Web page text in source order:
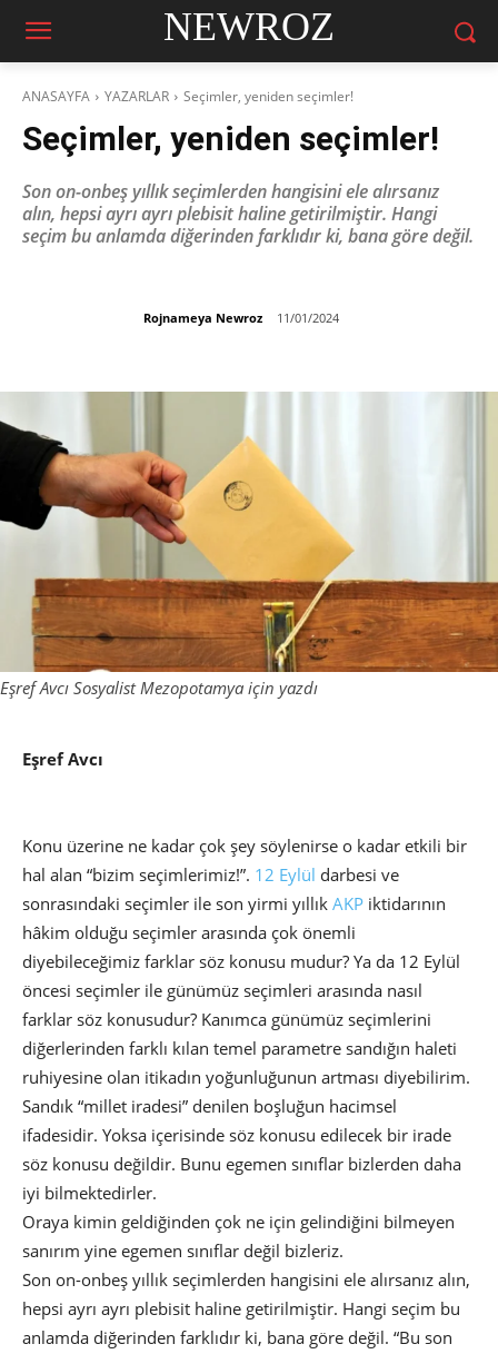
NEWROZ
ANASAYFA YAZARLAR Seçimler, yeniden seçimler!
Seçimler, yeniden seçimler!
Son on-onbeş yıllık seçimlerden hangisini ele alırsanız
alın, hepsi ayrı ayrı plebisit haline getirilmiştir. Hangi
seçim bu anlamda diğerinden farklıdır ki, bana göre değil.
Rojnameya Newroz 11/01/2024
Eşref Avcı Sosyalist Mezopotamya için yazdı
Eşref Avcı
Konu üzerine ne kadar çok şey söylenirse o kadar etkili bir
hal alan “bizim seçimlerimiz!”. 12 Eylül darbesi ve
sonrasındaki seçimler ile son yirmi yıllık AKP iktidarının
hâkim olduğu seçimler arasında çok önemli
diyebileceğimiz farklar söz konusu mudur? Ya da 12 Eylül
öncesi seçimler ile günümüz seçimleri arasında nasıl
farklar söz konusudur? Kanımca günümüz seçimlerini
diğerlerinden farklı kılan temel parametre sandığın haleti
ruhiyesine olan itikadın yoğunluğunun artması diyebilirim.
Sandık “millet iradesi” denilen boşluğun hacimsel
ifadesidir. Yoksa içerisinde söz konusu edilecek bir irade
söz konusu değildir. Bunu egemen sınıflar bizlerden daha
iyi bilmektedirler.
Oraya kimin geldiğinden çok ne için gelindiğini bilmeyen
sanırım yine egemen sınıflar değil bizleriz.
Son on-onbeş yıllık seçimlerden hangisini ele alırsanız alın,
hepsi ayrı ayrı plebisit haline getirilmiştir. Hangi seçim bu
anlamda diğerinden farklıdır ki, bana göre değil. “Bu son